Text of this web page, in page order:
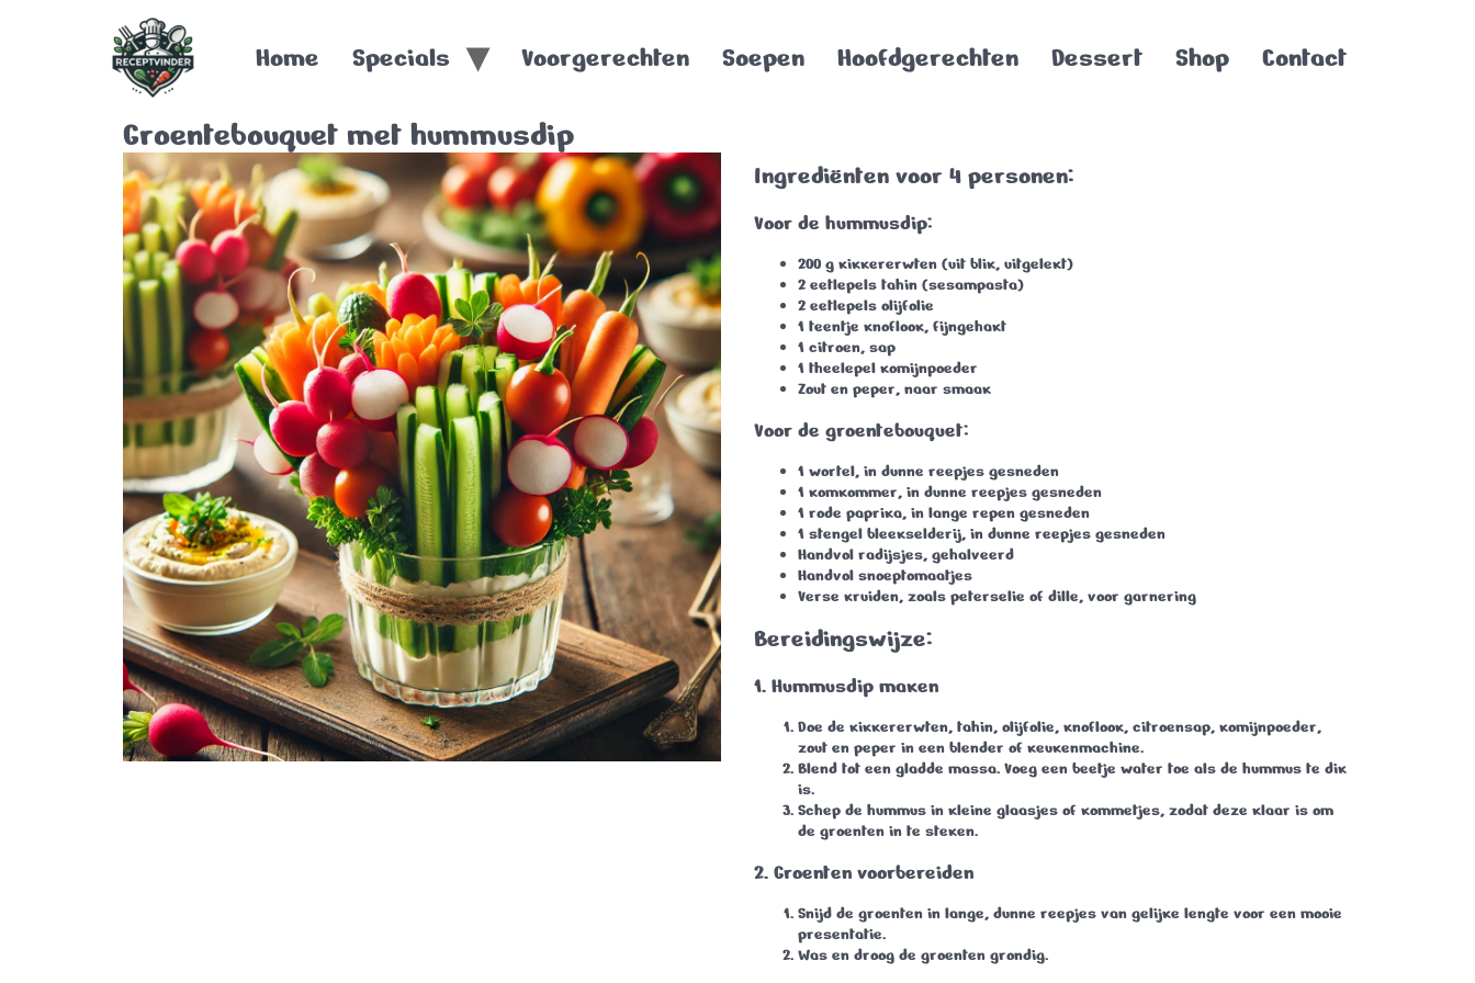
Home Specials Voorgerechten Soepen Hoofdgerechten Dessert Shop Contact
Groentebouquet met hummusdip
Ingrediënten voor 4 personen:
Voor de hummusdip:
200 g kikkererwten (uit blik, uitgelekt)
2 eetlepels tahin (sesampasta)
2 eetlepels olijfolie
1 teentje knoflook, fijngehakt
1 citroen, sap
1 theelepel komijnpoeder
Zout en peper, naar smaak
Voor de groentebouquet:
1 wortel, in dunne reepjes gesneden
1 komkommer, in dunne reepjes gesneden
1 rode paprika, in lange repen gesneden
1 stengel bleekselderij, in dunne reepjes gesneden
Handvol radijsjes, gehalveerd
Handvol snoeptomaatjes
Verse kruiden, zoals peterselie of dille, voor garnering
Bereidingswijze:
1. Hummusdip maken
Doe de kikkererwten, tahin, olijfolie, knoflook, citroensap, komijnpoeder,
zout en peper in een blender of keukenmachine.
Blend tot een gladde massa. Voeg een beetje water toe als de hummus te dik
is.
Schep de hummus in kleine glaasjes of kommetjes, zodat deze klaar is om
de groenten in te steken.
2. Groenten voorbereiden
Snijd de groenten in lange, dunne reepjes van gelijke lengte voor een mooie
presentatie.
Was en droog de groenten grondig.